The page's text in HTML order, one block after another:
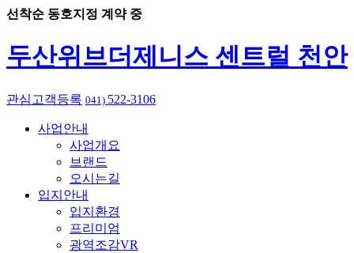
선착순 동호지정 계약 중
두산위브더제니스 센트럴 천안
관심고객등록 041) 522-3106
사업안내
사업개요
브랜드
오시는길
입지안내
입지환경
프리미엄
광역조감VR